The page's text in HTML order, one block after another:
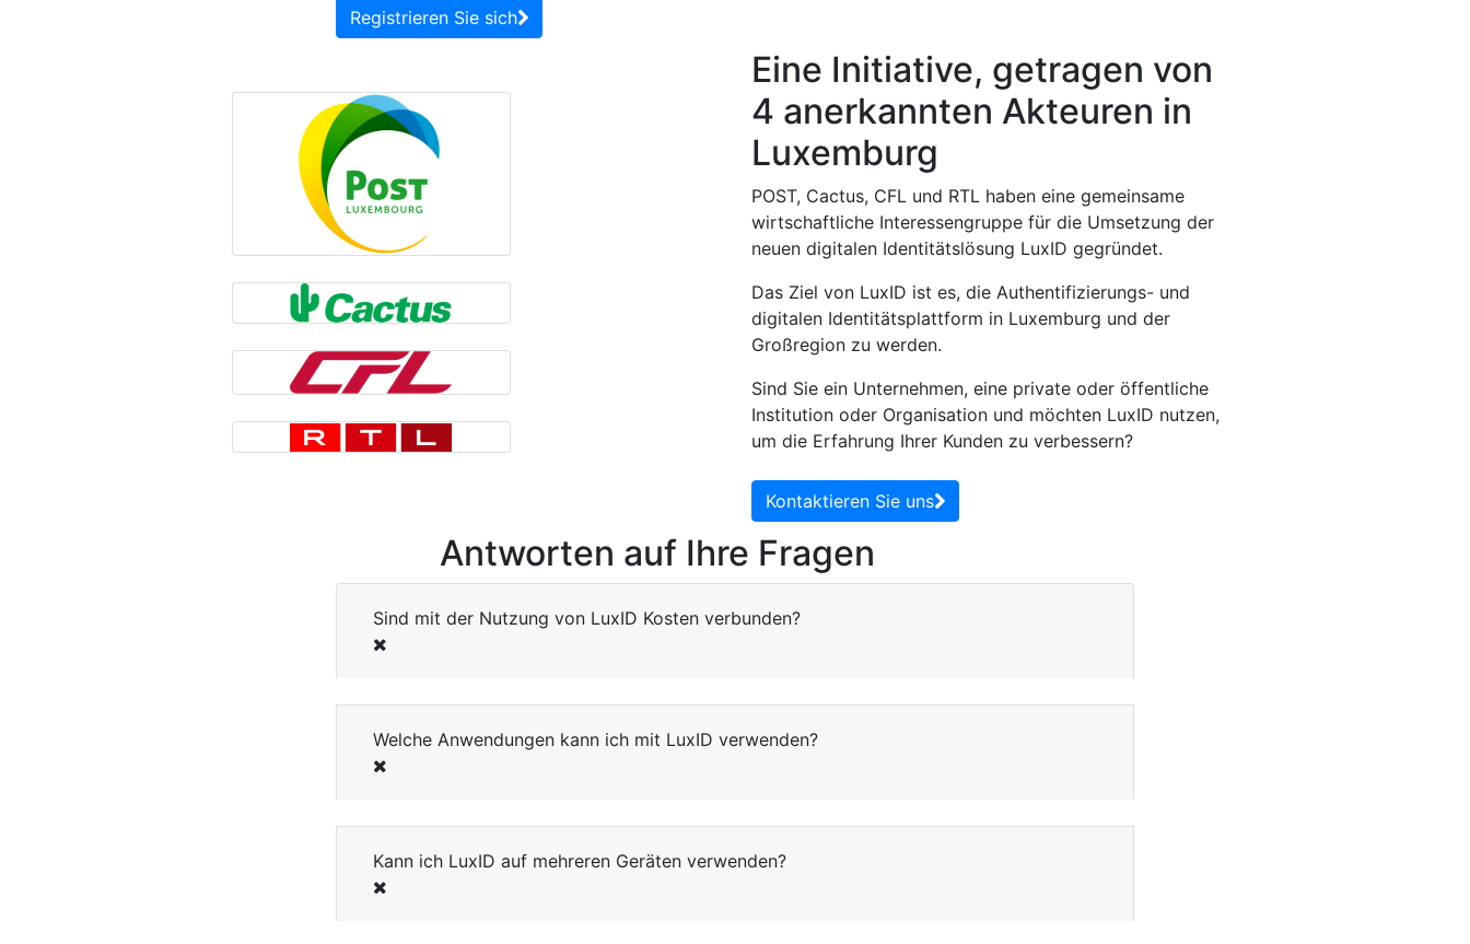
Registrieren Sie sich
Eine Initiative, getragen von
4 anerkannten Akteuren in
Luxemburg
POST, Cactus, CFL und RTL haben eine gemeinsame
wirtschaftliche Interessengruppe für die Umsetzung der
neuen digitalen Identitätslösung LuxID gegründet.
Das Ziel von LuxID ist es, die Authentifizierungs- und
digitalen Identitätsplattform in Luxemburg und der
Großregion zu werden.
Sind Sie ein Unternehmen, eine private oder öffentliche
Institution oder Organisation und möchten LuxID nutzen,
um die Erfahrung Ihrer Kunden zu verbessern?
Kontaktieren Sie uns
Antworten auf Ihre Fragen
Sind mit der Nutzung von LuxID Kosten verbunden?
Welche Anwendungen kann ich mit LuxID verwenden?
Kann ich LuxID auf mehreren Geräten verwenden?